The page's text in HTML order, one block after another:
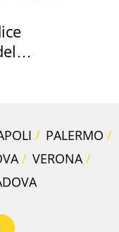
PALERMO
VERONA